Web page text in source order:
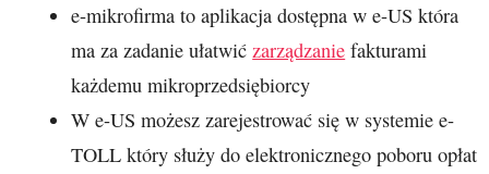
e-mikrofirma to aplikacja dostępna w e-US która
ma za zadanie ułatwić zarządzanie fakturami
każdemu mikroprzedsiębiorcy
W e-US możesz zarejestrować się w systemie e-
TOLL który służy do elektronicznego poboru opłat